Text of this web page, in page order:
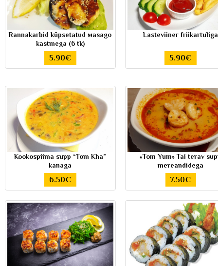
Rannakarbid küpsetatud мasago
kastmega (6 tk)
5.90€
Lasteviiner friikartuliga
5.90€
Kookospiima supp “Tom Kha”
kanaga
6.50€
«Tom Yum» Tai terav
mereandidega
7.50€